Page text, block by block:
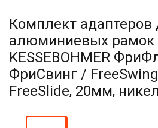
Комплект адаптеров
алюминиевых
KESSEBOHMER
ФриСвинг /
FreeSlide, 20мм,